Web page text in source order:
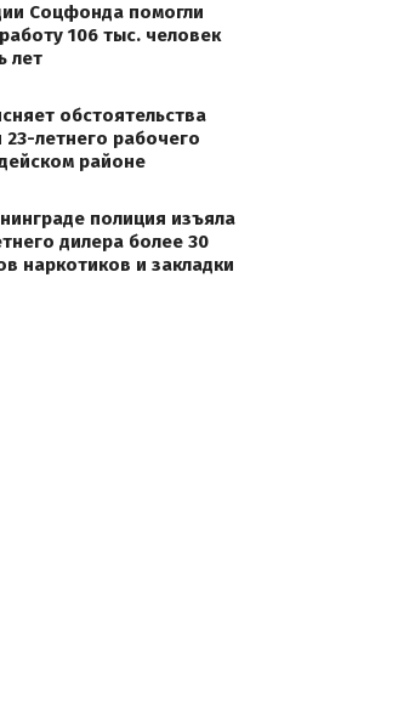
Соцфонда помогли
106 тыс. человек
лет
обстоятельства
23-летнего рабочего
районе
полиция изъяла
дилера более 30
наркотиков и закладки